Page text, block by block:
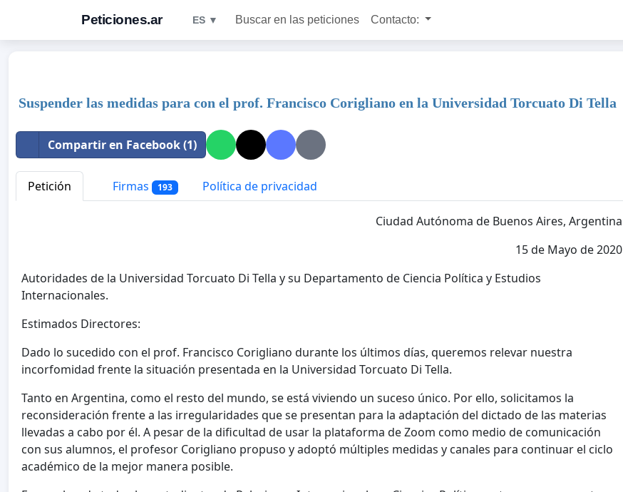
Peticiones.ar ES ▼ Buscar en las peticiones Contacto:
Suspender las medidas para con el prof. Francisco Corigliano en la Universidad Torcuato Di Tella
Compartir en Facebook (1)
Petición Firmas 193 Política de privacidad
Ciudad Autónoma de Buenos Aires, Argentina
15 de Mayo de 2020
Autoridades de la Universidad Torcuato Di Tella y su Departamento de Ciencia Política y Estudios
Internacionales.
Estimados Directores:
Dado lo sucedido con el prof. Francisco Corigliano durante los últimos días, queremos relevar nuestra
incorfomidad frente la situación presentada en la Universidad Torcuato Di Tella.
Tanto en Argentina, como el resto del mundo, se está viviendo un suceso único. Por ello, solicitamos la
reconsideración frente a las irregularidades que se presentan para la adaptación del dictado de las materias
llevadas a cabo por él. A pesar de la dificultad de usar la plataforma de Zoom como medio de comunicación
con sus alumnos, el profesor Corigliano propuso y adoptó múltiples medidas y canales para continuar el ciclo
académico de la mejor manera posible.